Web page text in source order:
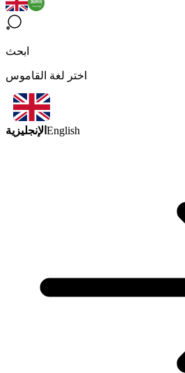
ابحث
اختر لغة القاموس
الإنجليزية English